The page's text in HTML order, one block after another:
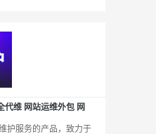
代维 网站运维外包 网
护服务的产品，致力于